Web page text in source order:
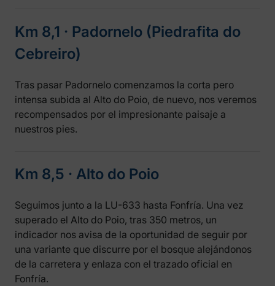
Km 8,1 ‧ Padornelo (Piedrafita do
Cebreiro)
Tras pasar Padornelo comenzamos la corta pero
intensa subida al Alto do Poio, de nuevo, nos veremos
recompensados por el impresionante paisaje a
nuestros pies.
Km 8,5 ‧ Alto do Poio
Seguimos junto a la LU-633 hasta Fonfría. Una vez
superado el Alto do Poio, tras 350 metros, un
indicador nos avisa de la oportunidad de seguir por
una variante que discurre por el bosque alejándonos
de la carretera y enlaza con el trazado oficial en
Fonfría.